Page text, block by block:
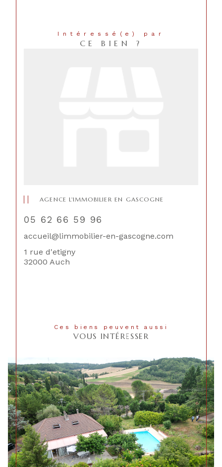
Intéressé(e) par
CE BIEN ?
AGENCE L'IMMOBILIER EN GASCOGNE
05 62 66 59 96
accueil@limmobilier-en-gascogne.com
1 rue d'etigny
32000 Auch
Ces biens peuvent aussi
VOUS INTÉRESSER